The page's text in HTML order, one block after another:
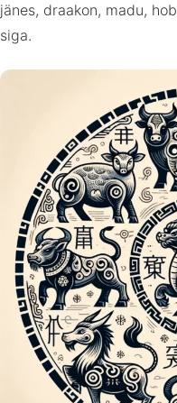
jänes, draakon, madu,
siga.